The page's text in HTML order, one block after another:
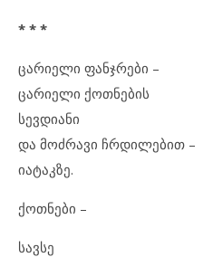
* * *
ცარიელი ფანჯრები –
ცარიელი ქოთნების
სევდიანი
და მოძრავი ჩრდილებით –
იატაკზე.
ქოთნები –
სავსე